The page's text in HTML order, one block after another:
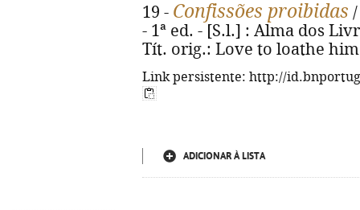
19 - Confissões proibidas
- 1ª ed. - [S.l.] : Alma dos
Tít. orig.: Love to loathe him.
Link persistente: http://
ADICIONAR À LISTA